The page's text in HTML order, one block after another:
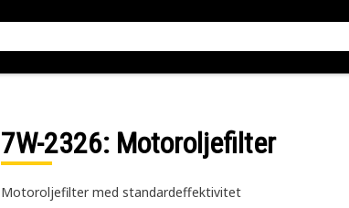
7W-2326: Motoroljefilter
Motoroljefilter med standardeffektivitet